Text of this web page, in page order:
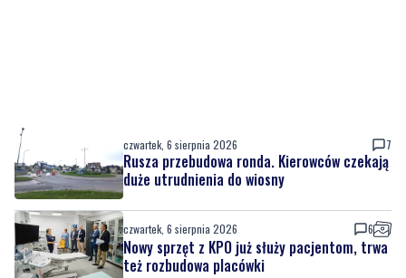
czwartek, 6 sierpnia 2026 7
Rusza przebudowa ronda. Kierowców czekają
duże utrudnienia do wiosny
czwartek, 6 sierpnia 2026 6
Nowy sprzęt z KPO już służy pacjentom, trwa
też rozbudowa placówki